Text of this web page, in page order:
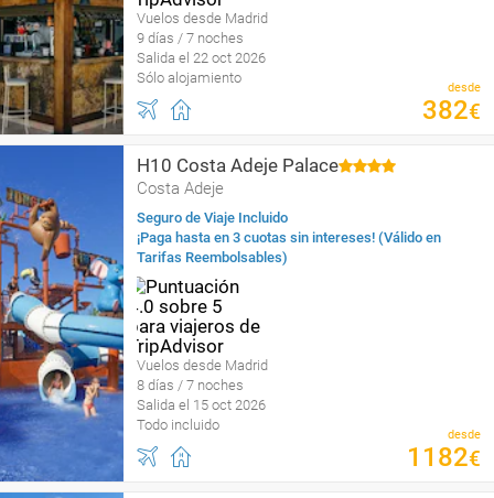
Vuelos desde Madrid
9 días / 7 noches
Salida el 22 oct 2026
Sólo alojamiento
desde
382€
H10 Costa Adeje Palace
Costa Adeje
Seguro de Viaje Incluido
¡Paga hasta en 3 cuotas sin intereses! (Válido en
Tarifas Reembolsables)
Vuelos desde Madrid
8 días / 7 noches
Salida el 15 oct 2026
Todo incluido
desde
1182€